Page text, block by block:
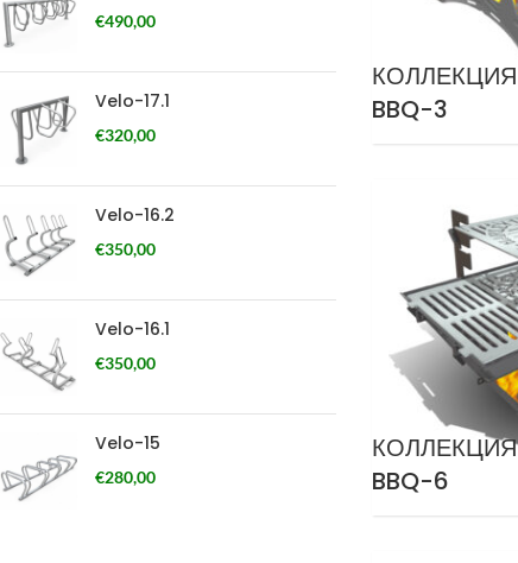
€490,00
Velo-17.1
€320,00
Velo-16.2
€350,00
Velo-16.1
€350,00
Velo-15
€280,00
КОЛЛЕКЦИЯ
BBQ-3
КОЛЛЕКЦИЯ
BBQ-6